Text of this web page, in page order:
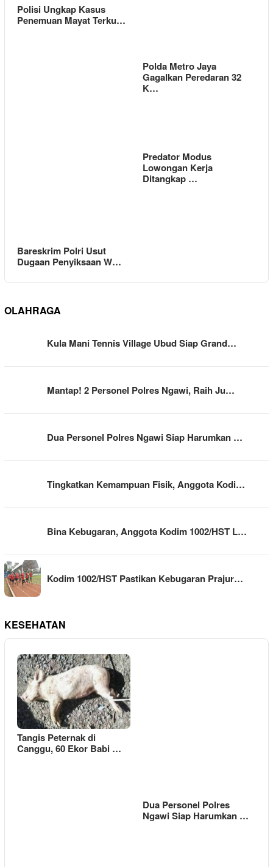
Polisi Ungkap Kasus
Penemuan Mayat Terku…
Polda Metro Jaya
Gagalkan Peredaran 32
K…
Bareskrim Polri Usut
Dugaan Penyiksaan W…
Predator Modus
Lowongan Kerja
Ditangkap …
OLAHRAGA
Kula Mani Tennis Village Ubud Siap Grand…
Mantap! 2 Personel Polres Ngawi, Raih Ju…
Dua Personel Polres Ngawi Siap Harumkan …
Tingkatkan Kemampuan Fisik, Anggota Kodi…
Bina Kebugaran, Anggota Kodim 1002/HST L…
Kodim 1002/HST Pastikan Kebugaran Prajur…
KESEHATAN
Tangis Peternak di
Canggu, 60 Ekor Babi …
Dua Personel Polres
Ngawi Siap Harumkan …